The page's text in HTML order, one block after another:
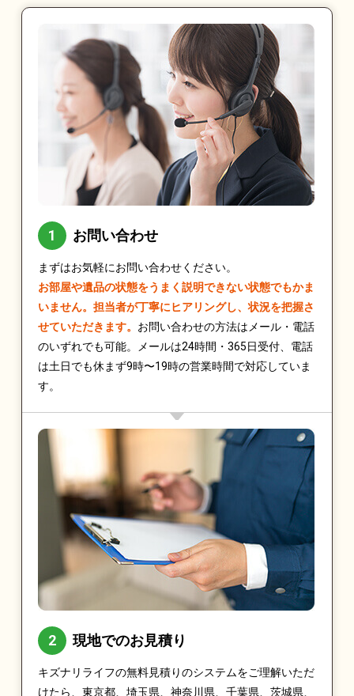
お問い合わせ
まずはお気軽にお問い合わせください。
お部屋や遺品の状態をうまく説明できない状態でもかま
いません。担当者が丁寧にヒアリングし、状況を把握さ
せていただきます。 お問い合わせの方法はメール・電話
のいずれでも可能。メールは24時間・365日受付、電話
は土日でも休まず9時〜19時の営業時間で対応していま
す。
現地でのお見積り
キズナリライフの無料見積りのシステムをご理解いただ
けたら、東京都、埼玉県、神奈川県、千葉県、茨城県、